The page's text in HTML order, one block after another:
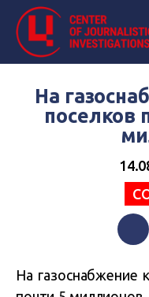
На
поселков
На газоснабжение